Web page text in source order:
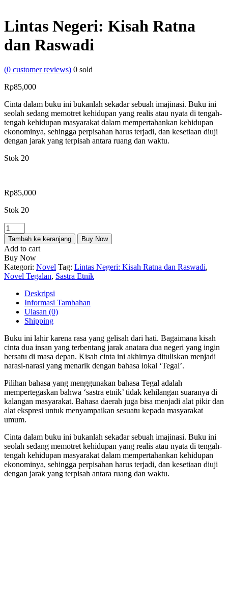
Lintas Negeri: Kisah Ratna
dan Raswadi
(0 customer reviews) 0 sold
Rp85,000
Cinta dalam buku ini bukanlah sekadar sebuah imajinasi. Buku ini
seolah sedang memotret kehidupan yang realis atau nyata di tengah-
tengah kehidupan masyarakat dalam mempertahankan kehidupan
ekonominya, sehingga perpisahan harus terjadi, dan kesetiaan diuji
dengan jarak yang terpisah antara ruang dan waktu.
Stok 20
Rp85,000
Stok 20
Kuantitas
Lintas
Negeri:
Kisah
Ratna
dan
Raswadi
Tambah ke keranjang Buy Now
Add to cart
Buy Now
Kategori: Novel Tag: Lintas Negeri: Kisah Ratna dan Raswadi,
Novel Tegalan, Sastra Etnik
Deskripsi
Informasi Tambahan
Ulasan (0)
Shipping
Buku ini lahir karena rasa yang gelisah dari hati. Bagaimana kisah
cinta dua insan yang terbentang jarak anatara dua negeri yang ingin
bersatu di masa depan. Kisah cinta ini akhirnya dituliskan menjadi
narasi-narasi yang menarik dengan bahasa lokal ‘Tegal’.
Pilihan bahasa yang menggunakan bahasa Tegal adalah
mempertegaskan bahwa ‘sastra etnik’ tidak kehilangan suaranya di
kalangan masyarakat. Bahasa daerah juga bisa menjadi alat pikir dan
alat ekspresi untuk menyampaikan sesuatu kepada masyarakat
umum.
Cinta dalam buku ini bukanlah sekadar sebuah imajinasi. Buku ini
seolah sedang memotret kehidupan yang realis atau nyata di tengah-
tengah kehidupan masyarakat dalam mempertahankan kehidupan
ekonominya, sehingga perpisahan harus terjadi, dan kesetiaan diuji
dengan jarak yang terpisah antara ruang dan waktu.